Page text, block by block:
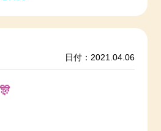
日付：2021.04.06